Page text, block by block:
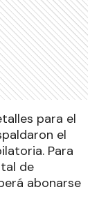
para el
el
Para
de
abonarse